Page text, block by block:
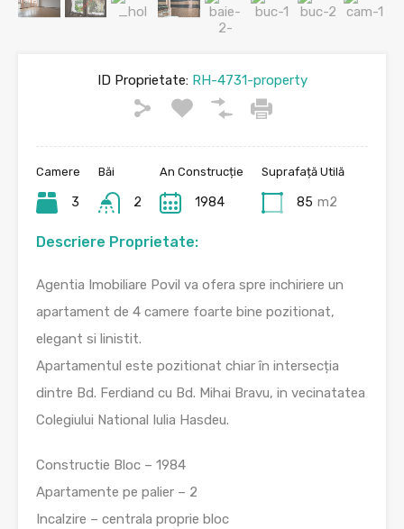
ID Proprietate:RH-4731-property
Camere
3
Băi
2
An Construcție
1984
Suprafață Utilă
85 m2
Descriere Proprietate:
Agentia Imobiliare Povil va ofera spre inchiriere un
apartament de 4 camere foarte bine pozitionat,
elegant si linistit.
Apartamentul este pozitionat chiar în intersecția
dintre Bd. Ferdiand cu Bd. Mihai Bravu, in vecinatatea
Colegiului National Iulia Hasdeu.
Constructie Bloc – 1984
Apartamente pe palier – 2
Incalzire – centrala proprie bloc